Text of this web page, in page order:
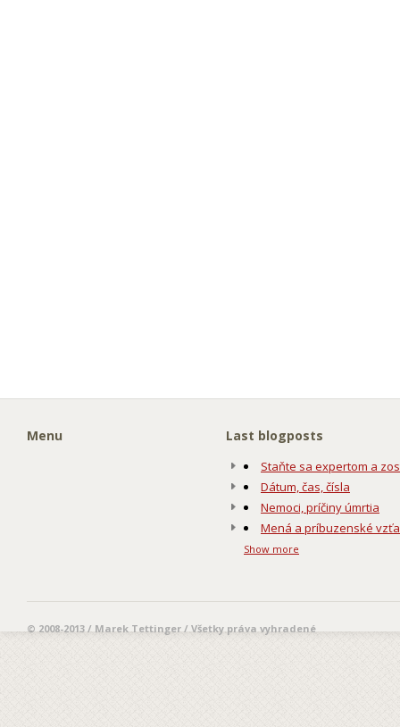
Menu Last blogposts
Staňte sa expertom a
Dátum, čas, čísla
Nemoci, príčiny úmrtia
Mená a príbuzenské
Show more
© 2008-2013 / Marek Tettinger / Všetky práva vyhradené